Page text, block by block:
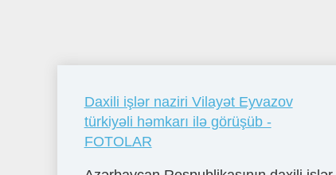
Daxili işlər naziri Vilayət Eyvazov
türkiyəli həmkarı ilə görüşüb -
FOTOLAR